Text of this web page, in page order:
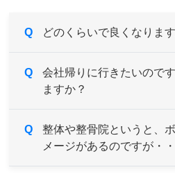
Q どのくらいで良くなりま
A
症状により異なりますが
るようでしたら続けてご
症状の原因である根本を
約1～３ヶ月を目安とお考
Q
会社帰りに行きたいので
ますか？
A
男性用・女性用と共にご
ズも選べますのでお気軽
Q
整体や整骨院というと、
メージがあるのですが・・